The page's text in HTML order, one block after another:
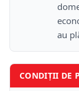
au
CONDIȚII DE